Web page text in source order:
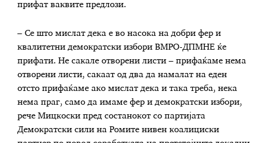
прифат ваквите предлози.
– Се што мислат дека е во насока на добри фер и
квалитетни демократски избори ВМРО-ДПМНЕ ќе
прифати. Не сакале отворени листи – прифаќаме нема
отворени листи, сакаат од два да намалат на еден
отсто прифаќаме ако мислат дека и така треба, нека
нема праг, само да имаме фер и демократски избори,
рече Мицкоски пред состанокот со партијата
Демократски сили на Ромите нивен коалициски